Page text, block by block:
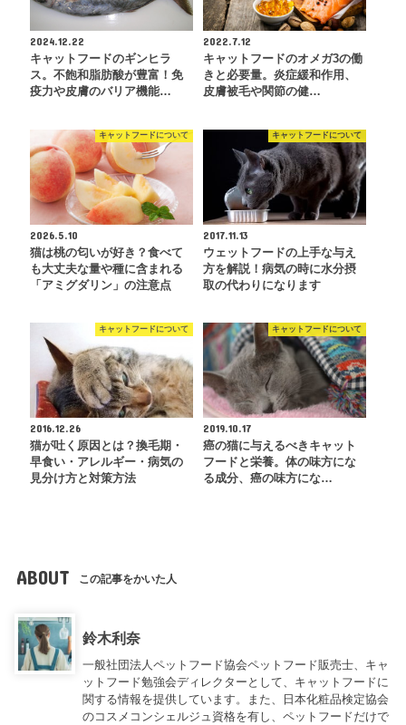
2024.12.22
キャットフードのギンヒラ
ス。不飽和脂肪酸が豊富！免
疫力や皮膚のバリア機能…
2022.7.12
キャットフードのオメガ3の働
きと必要量。炎症緩和作用、
皮膚被毛や関節の健…
キャットフードについて
2026.5.10
猫は桃の匂いが好き？食べて
も大丈夫な量や種に含まれる
「アミグダリン」の注意点
キャットフードについて
2017.11.13
ウェットフードの上手な与え
方を解説！病気の時に水分摂
取の代わりになります
キャットフードについて
2016.12.26
猫が吐く原因とは？換毛期・
早食い・アレルギー・病気の
見分け方と対策方法
キャットフードについて
2019.10.17
癌の猫に与えるべきキャット
フードと栄養。体の味方にな
る成分、癌の味方にな…
ABOUT この記事をかいた人
鈴木利奈
一般社団法人ペットフード協会ペットフード販売士、キャ
ットフード勉強会ディレクターとして、キャットフードに
関する情報を提供しています。また、日本化粧品検定協会
のコスメコンシェルジュ資格を有し、ペットフードだけで